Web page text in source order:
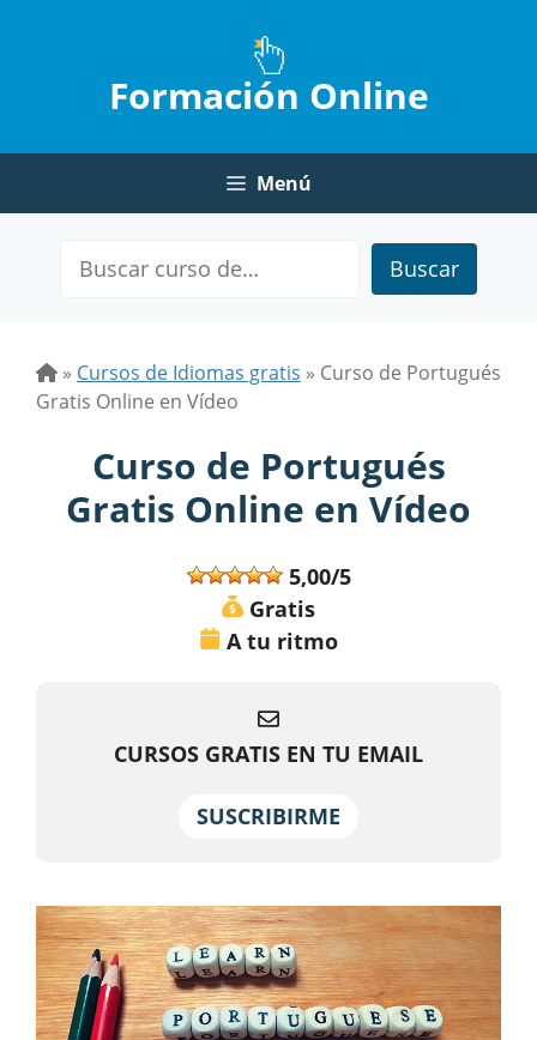
Formación Online
Menú
Buscar
» Cursos de Idiomas gratis » Curso de Portugués
Gratis Online en Vídeo
Curso de Portugués
Gratis Online en Vídeo
5,00/5
Gratis
A tu ritmo
CURSOS GRATIS EN TU EMAIL
SUSCRIBIRME